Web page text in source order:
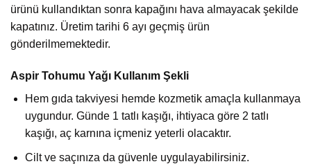
ürünü kullandıktan sonra kapağını hava almayacak şekilde
kapatınız. Üretim tarihi 6 ayı geçmiş ürün
gönderilmemektedir.
Aspir Tohumu Yağı Kullanım Şekli
Hem gıda takviyesi hemde kozmetik amaçla kullanmaya
uygundur. Günde 1 tatlı kaşığı, ihtiyaca göre 2 tatlı
kaşığı, aç karnına içmeniz yeterli olacaktır.
Cilt ve saçınıza da güvenle uygulayabilirsiniz.